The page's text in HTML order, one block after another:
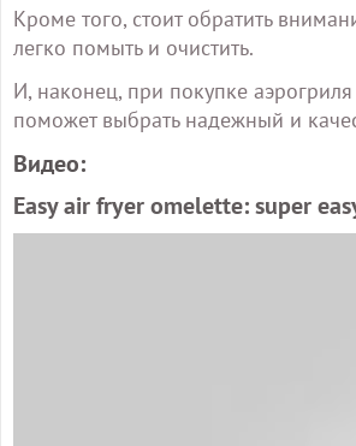
Кроме того, стоит обратить
легко помыть и очистить.
И, наконец, при покупке
поможет выбрать надежный и
Видео:
Easy air fryer omelette: super